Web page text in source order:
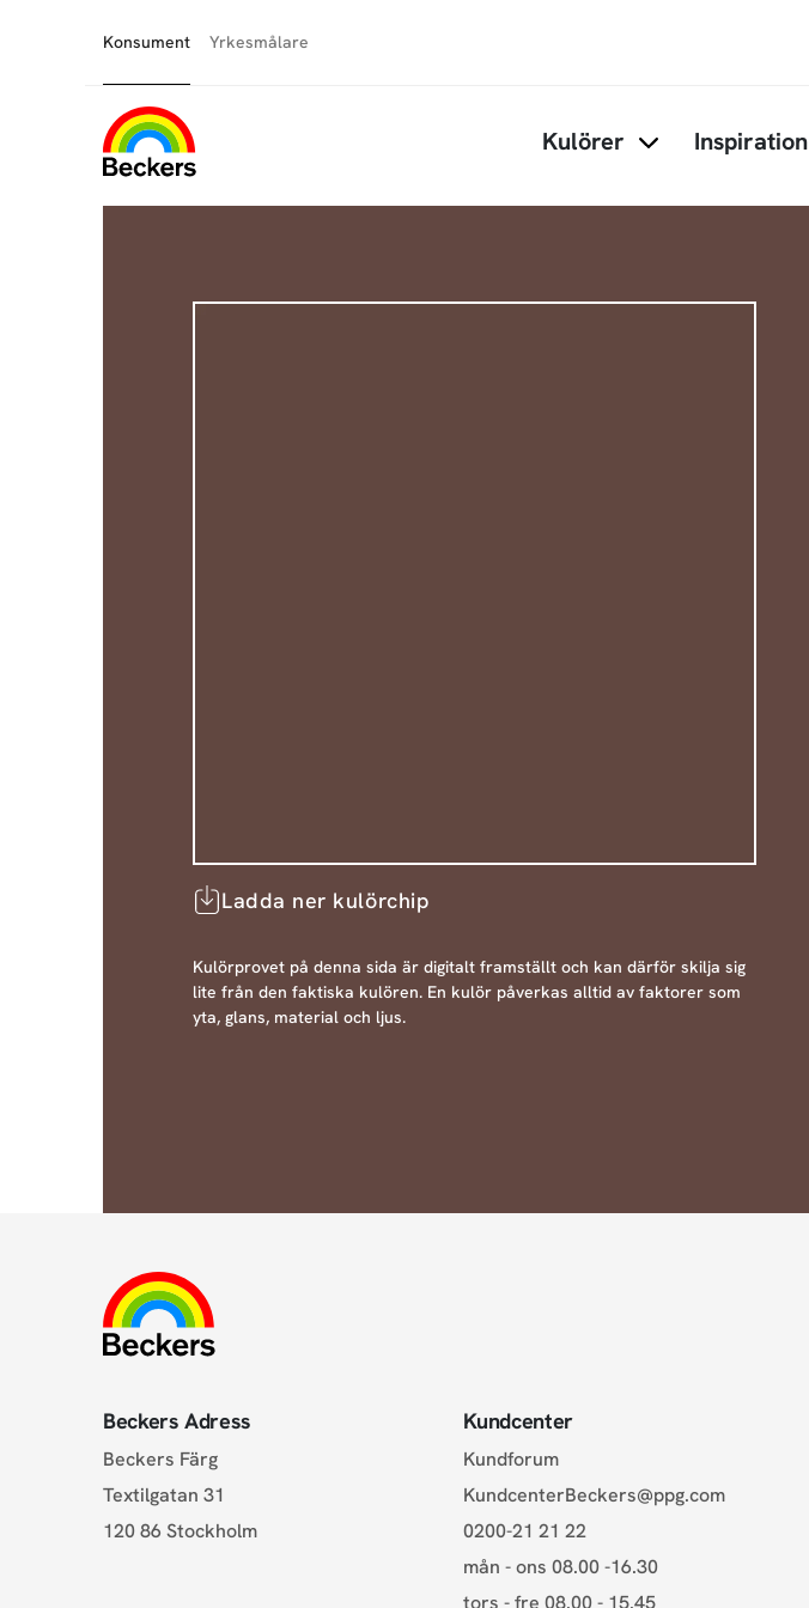
Konsument Yrkesmålare
Kulörer Inspiration
Ladda ner kulörchip
Kulörprovet på denna sida är digitalt framställt och kan därför skilja sig
lite från den faktiska kulören. En kulör påverkas alltid av faktorer som
yta, glans, material och ljus.
Beckers Adress
Beckers Färg
Textilgatan 31
120 86 Stockholm
Kundcenter
Kundforum
KundcenterBeckers@ppg.com
0200-21 21 22
mån - ons 08.00 -16.30
tors - fre 08.00 - 15.45